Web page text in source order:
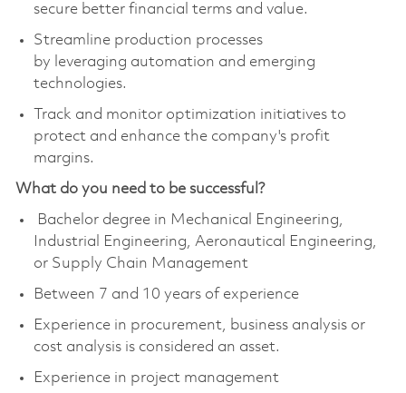
secure better financial terms and value.
Streamline production processes
by leveraging automation and emerging
technologies.
Track and monitor optimization initiatives to
protect and enhance the company's profit
margins.
What do you need to be successful?
Bachelor degree in Mechanical Engineering,
Industrial Engineering, Aeronautical Engineering,
or Supply Chain Management
Between 7 and 10 years of experience
Experience in procurement, business analysis or
cost analysis is considered an asset.
Experience in project management